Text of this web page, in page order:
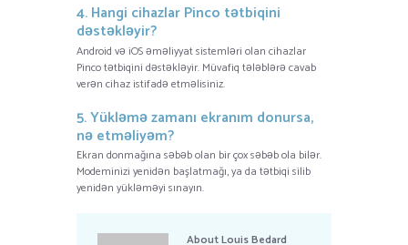
4. Hangi cihazlar Pinco tətbiqini
dəstəkləyir?
Android və iOS əməliyyat sistemləri olan cihazlar
Pinco tətbiqini dəstəkləyir. Müvafiq tələblərə cavab
verən cihaz istifadə etməlisiniz.
5. Yükləmə zamanı ekranım donursa,
nə etməliyəm?
Ekran donmağına səbəb olan bir çox səbəb ola bilər.
Modeminizi yenidən başlatmağı, ya da tətbiqi silib
yenidən yükləməyi sınayın.
AboutLouis Bedard